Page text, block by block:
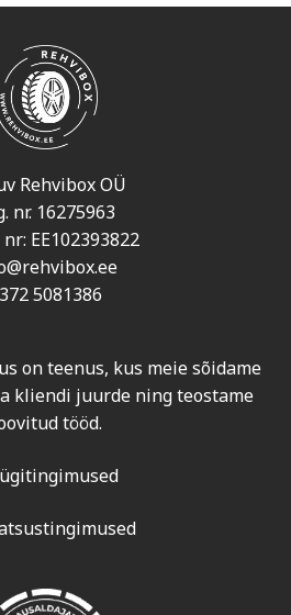
Rehvibox OÜ
nr. 16275963
nr: EE102393822
5081386
on teenus, kus meie sõidame
kliendi juurde ning teostame
tööd.